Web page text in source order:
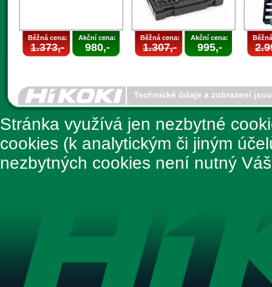
Běžná cena:
1.373,-
Akční cena:
980,-
Běžná cena:
1.307,-
Akční cena:
995,-
Technické údaje a zobrazení
Stránka využívá jen nezbytné
cookies (k analytickým či jiným
nezbytných cookies není nutný